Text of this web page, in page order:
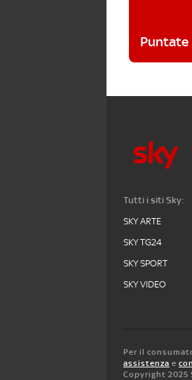
Puntate
Tutti i siti Sky:
SKY ARTE
SKY TG24
SKY SPORT
SKY VIDEO
Per il
assistenza e
Copyright 2025